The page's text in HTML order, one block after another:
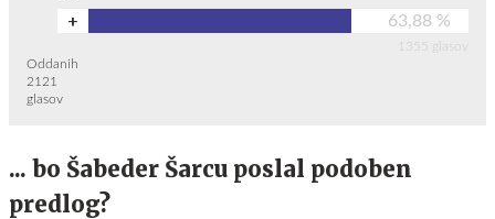
+ 63,88 %
1355 glasov
Oddanih
2121
glasov
... bo Šabeder Šarcu poslal podoben
predlog?